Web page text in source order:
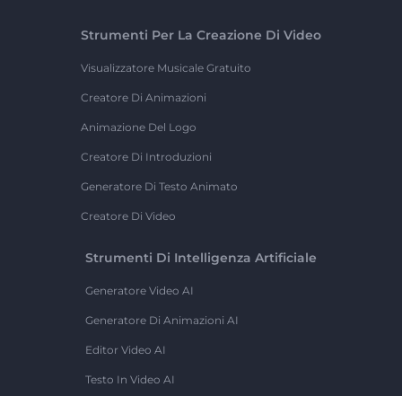
Strumenti Per La Creazione Di Video
Visualizzatore Musicale Gratuito
Creatore Di Animazioni
Animazione Del Logo
Creatore Di Introduzioni
Generatore Di Testo Animato
Creatore Di Video
Strumenti Di Intelligenza Artificiale
Generatore Video AI
Generatore Di Animazioni AI
Editor Video AI
Testo In Video AI